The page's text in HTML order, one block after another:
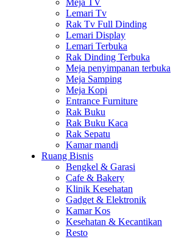
Meja TV
Lemari Tv
Rak Tv Full Dinding
Lemari Display
Lemari Terbuka
Rak Dinding Terbuka
Meja penyimpanan terbuka
Meja Samping
Meja Kopi
Entrance Furniture
Rak Buku
Rak Buku Kaca
Rak Sepatu
Kamar mandi
Ruang Bisnis
Bengkel & Garasi
Cafe & Bakery
Klinik Kesehatan
Gadget & Elektronik
Kamar Kos
Kesehatan & Kecantikan
Resto